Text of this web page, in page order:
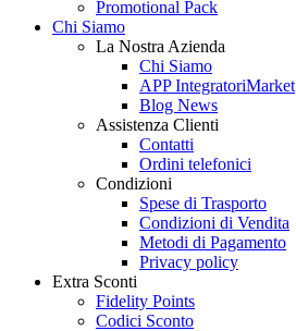
Promotional Pack
Chi Siamo
La Nostra Azienda
Chi Siamo
APP IntegratoriMarket
Blog News
Assistenza Clienti
Contatti
Ordini telefonici
Condizioni
Spese di Trasporto
Condizioni di Vendita
Metodi di Pagamento
Privacy policy
Extra Sconti
Fidelity Points
Codici Sconto